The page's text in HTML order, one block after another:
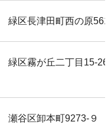
緑区長津田町西の原
緑区霧が丘二丁目15-26
瀬谷区卸本町9273-９